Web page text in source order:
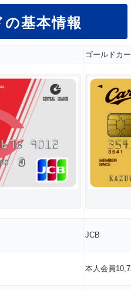
基本情報
ゴールドカ
JCB
本人会員